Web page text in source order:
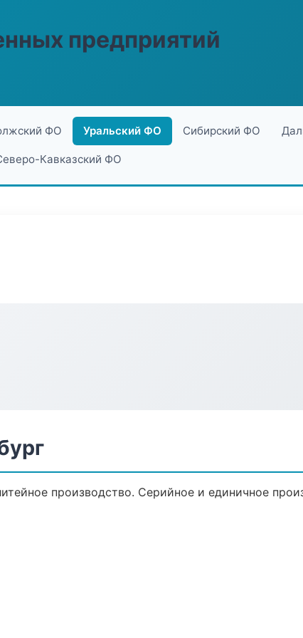
предприятий
ФО Уральский ФО Сибирский ФО
Кавказский ФО
производство. Серийное и единичное